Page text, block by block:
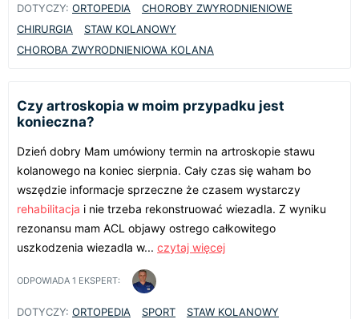
DOTYCZY: ORTOPEDIA
CHOROBY ZWYRODNIENIOWE
CHIRURGIA
STAW KOLANOWY
CHOROBA ZWYRODNIENIOWA KOLANA
Czy artroskopia w moim przypadku jest
konieczna?
Dzień dobry Mam umówiony termin na artroskopie stawu
kolanowego na koniec sierpnia. Cały czas się waham bo
wszędzie informacje sprzeczne że czasem wystarczy
rehabilitacja i nie trzeba rekonstruować wiezadla. Z wyniku
rezonansu mam ACL objawy ostrego całkowitego
uszkodzenia wiezadla w... czytaj więcej
ODPOWIADA 1 EKSPERT:
DOTYCZY: ORTOPEDIA SPORT STAW KOLANOWY